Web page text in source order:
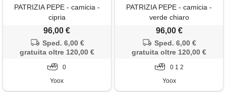
PATRIZIA PEPE - camicia -
cipria
96,00 €
Sped. 6,00 €
gratuita oltre 120,00 €
0
Yoox
PATRIZIA PEPE - camicia -
verde chiaro
96,00 €
Sped. 6,00 €
gratuita oltre 120,00 €
0 1 2
Yoox